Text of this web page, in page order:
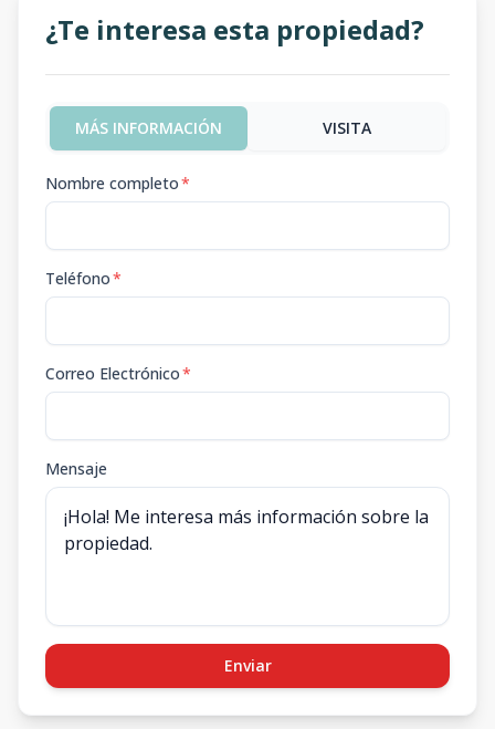
¿Te interesa esta propiedad?
MÁS INFORMACIÓN VISITA
Nombre completo*
Teléfono*
Correo Electrónico*
Mensaje
Enviar